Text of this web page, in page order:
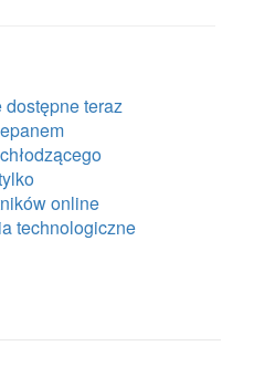
teraz
online
technologiczne